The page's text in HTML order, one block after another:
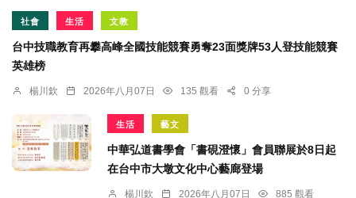
社會 生活 文教
台中技職教育再攀高峰全國技能競賽勇奪23面獎牌53人登技能競賽
英雄榜
楊川欽 2026年八月07日 135 觀看 0 分享
生活 藝文
中華弘道書學會「書硯澄懷」會員聯展於8日起
在台中市大墩文化中心藝廊登場
楊川欽 2026年八月07日
885 觀看